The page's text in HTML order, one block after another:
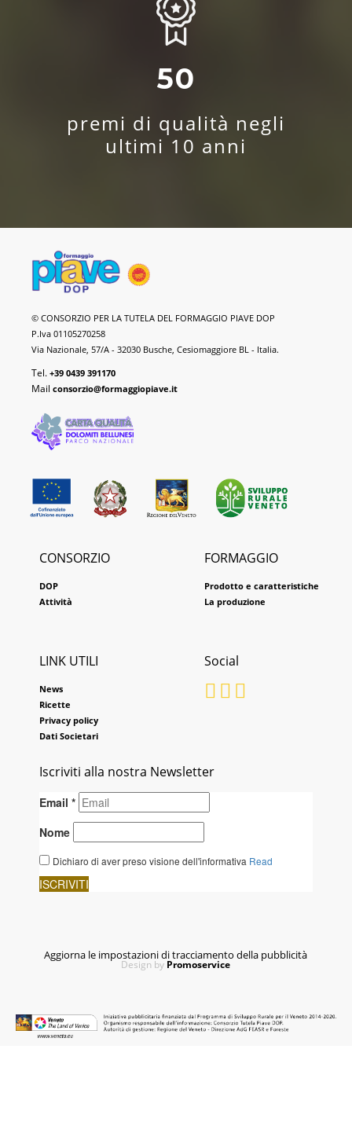
50
premi di qualità negli
ultimi 10 anni
Formaggio
Piave
DOP
© CONSORZIO PER LA TUTELA DEL FORMAGGIO PIAVE DOP
P.Iva 01105270258
Via Nazionale, 57/A - 32030 Busche, Cesiomaggiore BL - Italia.
Tel. +39 0439 391170
Mail consorzio@formaggiopiave.it
CONSORZIO
DOP
Attività
FORMAGGIO
Prodotto e caratteristiche
La produzione
Social
LINK UTILI
News
Ricette
Privacy policy
Dati Societari
Iscriviti alla nostra Newsletter
Aggiorna le impostazioni di tracciamento della pubblicità
Design by Promoservice